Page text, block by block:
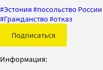
#Эстония #посольство России
#Гражданство #отказ
Подписаться
Информация: